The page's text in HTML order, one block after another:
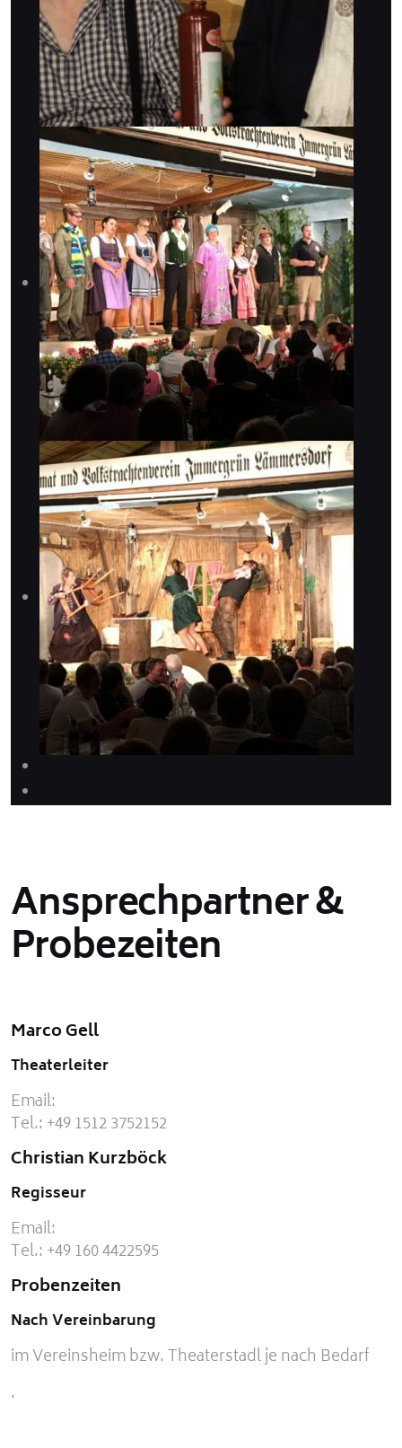
Ansprechpartner &
Probezeiten
Marco Gell
Theaterleiter
Email:
Tel.: +49 1512 3752152
Christian Kurzböck
Regisseur
Email:
Tel.: +49 160 4422595
Probenzeiten
Nach Vereinbarung
im Vereinsheim bzw. Theaterstadl je nach Bedarf
.